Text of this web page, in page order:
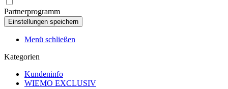
Partnerprogramm
Menü schließen
Kategorien
Kundeninfo
WIEMO EXCLUSIV